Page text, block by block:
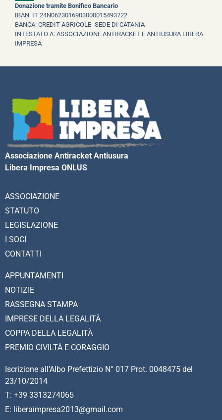
Donazione tramite Bonifico Bancario
IBAN: IT 24N0623016903000015493722
BANCA: CREDIT AGRICOLE- SEDE DI CATANIA-
INTESTATO A: ASSOCIAZIONE ANTIRACKET E ANTIUSURA LIBERA
IMPRESA
Associazione Antiracket Antiusura
Libera Impresa ONLUS
ASSOCIAZIONE
STATUTO
LEGISLAZIONE
I SOCI
CONTATTI
APPUNTAMENTI
NOTIZIE
RASSEGNA STAMPA
IMPRESE DELLA LEGALITÀ
COPPA DELLA LEGALITÀ
PREMIO CIVILTÀ E CORAGGIO
Iscrizione all’Albo Prefettizio N° 017 Prot. 0048475 del
23/10/2014
T: +39 3313274065
E: liberaimpresa2013@gmail.com